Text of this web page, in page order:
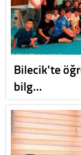
Bilecik'te
bilg…